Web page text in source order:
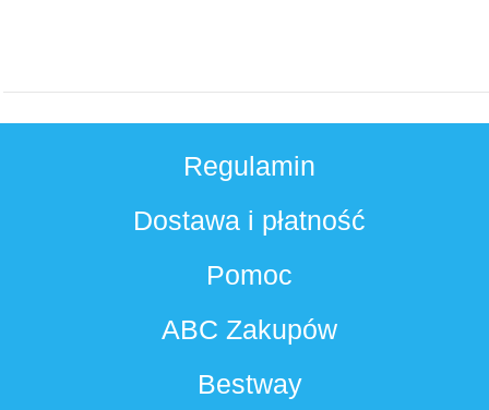
Regulamin
Dostawa i płatność
Pomoc
ABC Zakupów
Bestway